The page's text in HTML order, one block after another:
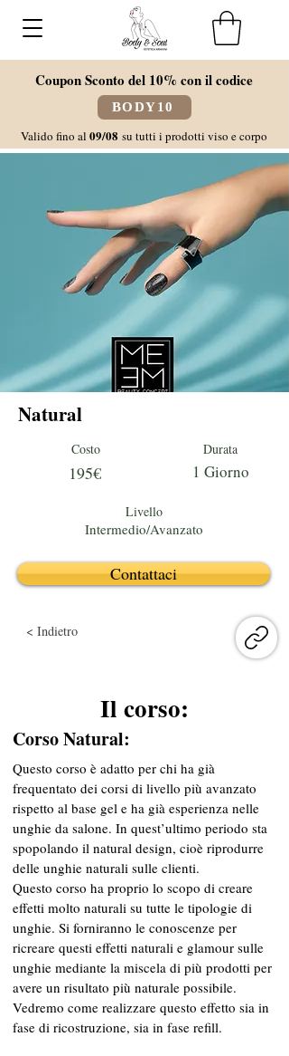
Coupon Sconto del 10% con il codice
BODY10
Valido fino al 09/08 su tutti i prodotti viso e corpo
Natural
Costo
195€
Durata
1 Giorno
Livello
Intermedio/Avanzato
Contattaci
< Indietro
Il corso:
Corso Natural:
Questo corso è adatto per chi ha già
frequentato dei corsi di livello più avanzato
rispetto al base gel e ha già esperienza nelle
unghie da salone. In quest’ultimo periodo sta
spopolando il natural design, cioè riprodurre
delle unghie naturali sulle clienti.
Questo corso ha proprio lo scopo di creare
effetti molto naturali su tutte le tipologie di
unghie. Si forniranno le conoscenze per
ricreare questi effetti naturali e glamour sulle
unghie mediante la miscela di più prodotti per
avere un risultato più naturale possibile.
Vedremo come realizzare questo effetto sia in
fase di ricostruzione, sia in fase refill.